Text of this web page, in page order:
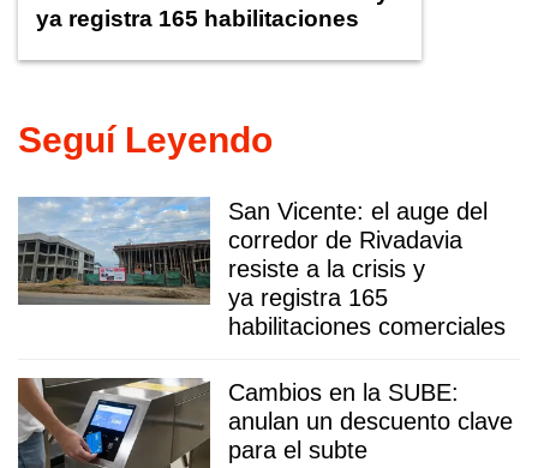
ya registra 165 habilitaciones
Seguí Leyendo
San Vicente: el auge del
corredor de Rivadavia
resiste a la crisis y
ya registra 165
habilitaciones comerciales
Cambios en la SUBE:
anulan un descuento clave
para el subte